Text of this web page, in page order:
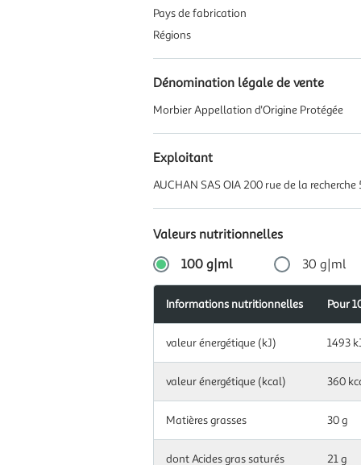
Pays de fabrication
Régions
Dénomination légale de vente
Morbier Appellation d'Origine Protégée
Exploitant
AUCHAN SAS OIA 200 rue de la
Valeurs nutritionnelles
100 g|ml
30 g|ml
nutritionnelles
pour
g|ml
Informations nutritionnelles Pour
valeur énergétique (kJ) 1493
valeur énergétique (kcal) 360
Matières grasses 30 g
dont Acides gras saturés 21 g
nutritionnelles
pour
g|ml
Pour
30
g|ml
Apports
(en %)
valeur
énergétique
kJ
108